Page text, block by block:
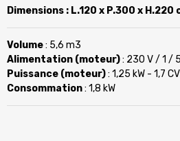
Dimensions : L.120 x P.300 x H.220
Volume: 5,6 m3
Alimentation (moteur): 230 V / 1 /
Puissance (moteur): 1,25 kW - 1,7 CV
Consommation: 1,8 kW